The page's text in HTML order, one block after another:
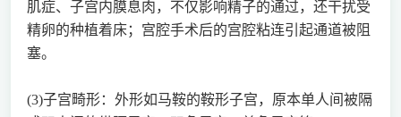
肌症、子宫内膜息肉，不仅影响精子的通过，还干扰受
精卵的种植着床；宫腔手术后的宫腔粘连引起通道被阻
塞。
(3)子宫畸形：外形如马鞍的鞍形子宫，原本单人间被隔